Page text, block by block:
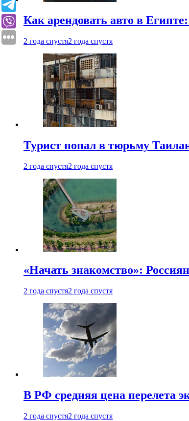
Как арендовать авто в
2 года спустя2 года спустя
Турист попал в тюрьму
2 года спустя2 года спустя
«Начать знакомство»:
2 года спустя2 года спустя
В РФ средняя цена перелета
2 года спустя2 года спустя